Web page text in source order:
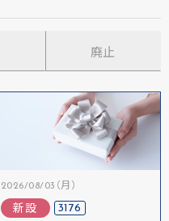
廃止
2026/08/03（月）
新設 3176